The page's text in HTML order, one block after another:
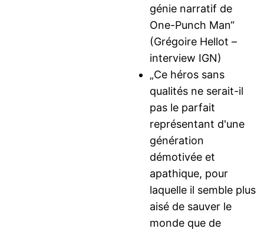
génie narratif de
One-Punch Man“
(Grégoire Hellot –
interview IGN)
„Ce héros sans
qualités ne serait-il
pas le parfait
représentant d'une
génération
démotivée et
apathique, pour
laquelle il semble plus
aisé de sauver le
monde que de